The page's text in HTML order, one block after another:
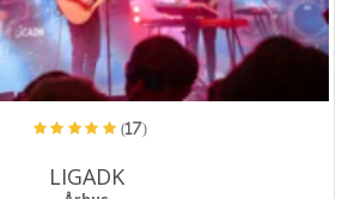
(17)
LIGADK